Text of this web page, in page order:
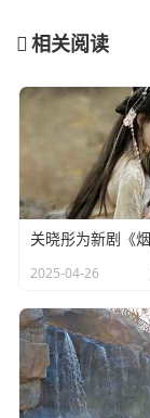
相关阅读
2025-04-26